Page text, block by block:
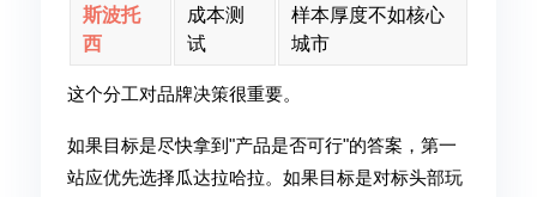
斯波托
西
成本测
试
样本厚度不如核心
城市
这个分工对品牌决策很重要。
如果目标是尽快拿到"产品是否可行"的答案，第一
站应优先选择瓜达拉哈拉。如果目标是对标头部玩